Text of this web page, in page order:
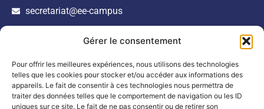
Gérer le consentement
Pour offrir les meilleures expériences, nous utilisons des technologies
telles que les cookies pour stocker et/ou accéder aux informations des
appareils. Le fait de consentir à ces technologies nous permettra de
traiter des données telles que le comportement de navigation ou les ID
uniques sur ce site. Le fait de ne pas consentir ou de retirer son
secretariat@ee-campus
Annuaire
Incubateur Numérique
Incubateur Cybersécurité
Nos Services
Politique de confidentialité
Je souhaite être répertorié
entreprises numériques de
Wallonie picarde.